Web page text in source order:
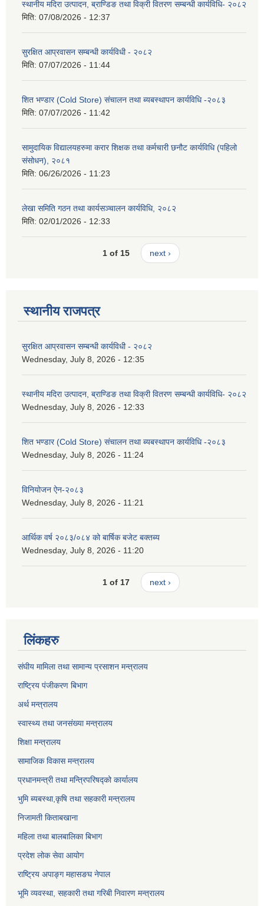
स्थानीय मदिरा उत्पादन, ब्राण्डिङ तथा विक्री वितरण सम्बन्धी कार्यविधि- २०८२
मिति: 07/08/2026 - 12:37
सुरक्षित आप्रवासन सम्बन्धी कार्यविधी - २०८२
मिति: 07/07/2026 - 11:44
शित भण्डार (Cold Store) संचालन तथा ब्यबस्थापन कार्यविधि -२०८३
मिति: 07/07/2026 - 11:42
सामुदायिक विद्यालयहरुमा करार शिक्षक तथा कर्मचारी छनौट कार्यविधि (पहिलो
संसोधन), २०८१
मिति: 06/26/2026 - 11:23
लेखा समिति गठन तथा कार्यसञ्चालन कार्यविधि, २०८२
मिति: 02/01/2026 - 12:33
1 of 15 next ›
स्थानीय राजपत्र
सुरक्षित आप्रवासन सम्बन्धी कार्यविधी - २०८२
Wednesday, July 8, 2026 - 12:35
स्थानीय मदिरा उत्पादन, ब्राण्डिङ तथा विक्री वितरण सम्बन्धी कार्यविधि- २०८२
Wednesday, July 8, 2026 - 12:33
शित भण्डार (Cold Store) संचालन तथा ब्यबस्थापन कार्यविधि -२०८३
Wednesday, July 8, 2026 - 11:24
विनियोजन ऐन-२०८३
Wednesday, July 8, 2026 - 11:21
आर्थिक वर्ष २०८३/०८४ को बार्षिक बजेट बक्तब्य
Wednesday, July 8, 2026 - 11:20
1 of 17 next ›
लिंकहरु
संघीय मामिला तथा सामान्य प्रसाशन मन्त्रालय
राष्ट्रिय पंजीकरण बिभाग
अर्थ मन्त्रालय
स्वास्थ्य तथा जनसंख्या मन्त्रालय
शिक्षा मन्त्रालय
सामाजिक विकास मन्त्रालय
प्रधानमन्त्री तथा मन्त्रिपरिषद्को कार्यालय
भुमि ब्यबस्था,कृषि तथा सहकारी मन्त्रालय
निजामती किताबखाना
महिला तथा बालबालिका बिभाग
प्रदेश लोक सेवा आयोग
राष्ट्रिय अपाङ्ग महासङघ नेपाल
भूमि व्यवस्था, सहकारी तथा गरिबी निवारण मन्त्रालय